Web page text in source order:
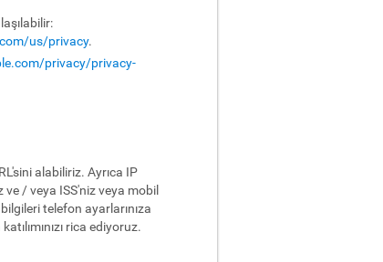
us/privacy.
privacy/privacy-
alabiliriz. Ayrıca IP
ve / veya ISS'niz veya mobil
telefon ayarlarınıza
rica ediyoruz.